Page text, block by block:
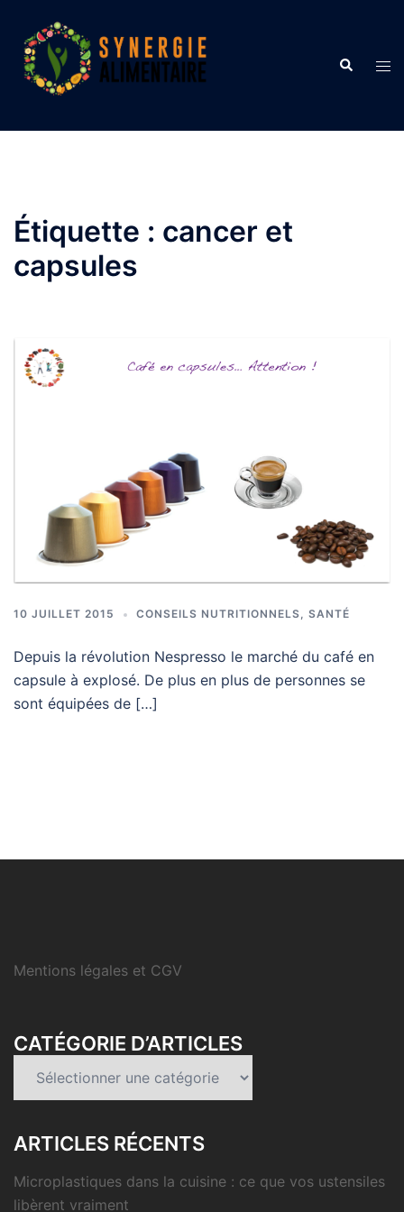
contenu
Étiquette : cancer et
capsules
10 JUILLET 2015 CONSEILS NUTRITIONNELS, SANTÉ
Depuis la révolution Nespresso le marché du café en
capsule à explosé. De plus en plus de personnes se
sont équipées de […]
Mentions légales et CGV
CATÉGORIE D’ARTICLES
ARTICLES RÉCENTS
Microplastiques dans la cuisine : ce que vos ustensiles
libèrent vraiment